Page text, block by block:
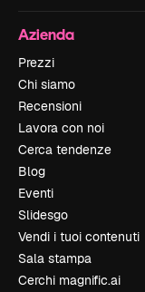
Azienda
Prezzi
Chi siamo
Recensioni
Lavora con noi
Cerca tendenze
Blog
Eventi
Slidesgo
Vendi i tuoi contenuti
Sala stampa
Cerchi magnific.ai